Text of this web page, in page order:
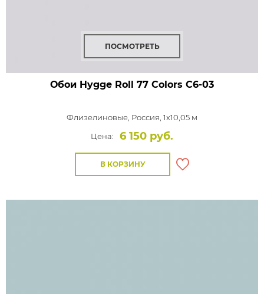
ПОСМОТРЕТЬ
Обои Hygge Roll 77 Colors C6-03
Флизелиновые, Россия, 1x10,05 м
Цена:
6 150 руб.
В КОРЗИНУ